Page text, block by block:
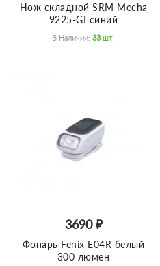
Нож складной SRM Mecha
9225-GI синий
В Наличии: 33 Шт.
3690 ₽
Фонарь Fenix E04R белый
300 люмен